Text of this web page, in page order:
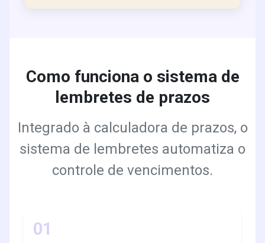
Como funciona o sistema de
lembretes de prazos
Integrado à calculadora de prazos, o
sistema de lembretes automatiza o
controle de vencimentos.
01